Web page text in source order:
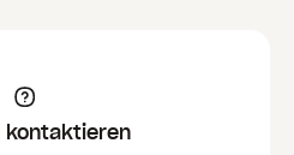
kontaktieren